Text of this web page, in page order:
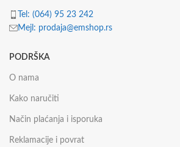
Tel: (064) 95 23 242
Mejl: prodaja@emshop.rs
PODRŠKA
O nama
Kako naručiti
Način plaćanja i isporuka
Reklamacije i povrat